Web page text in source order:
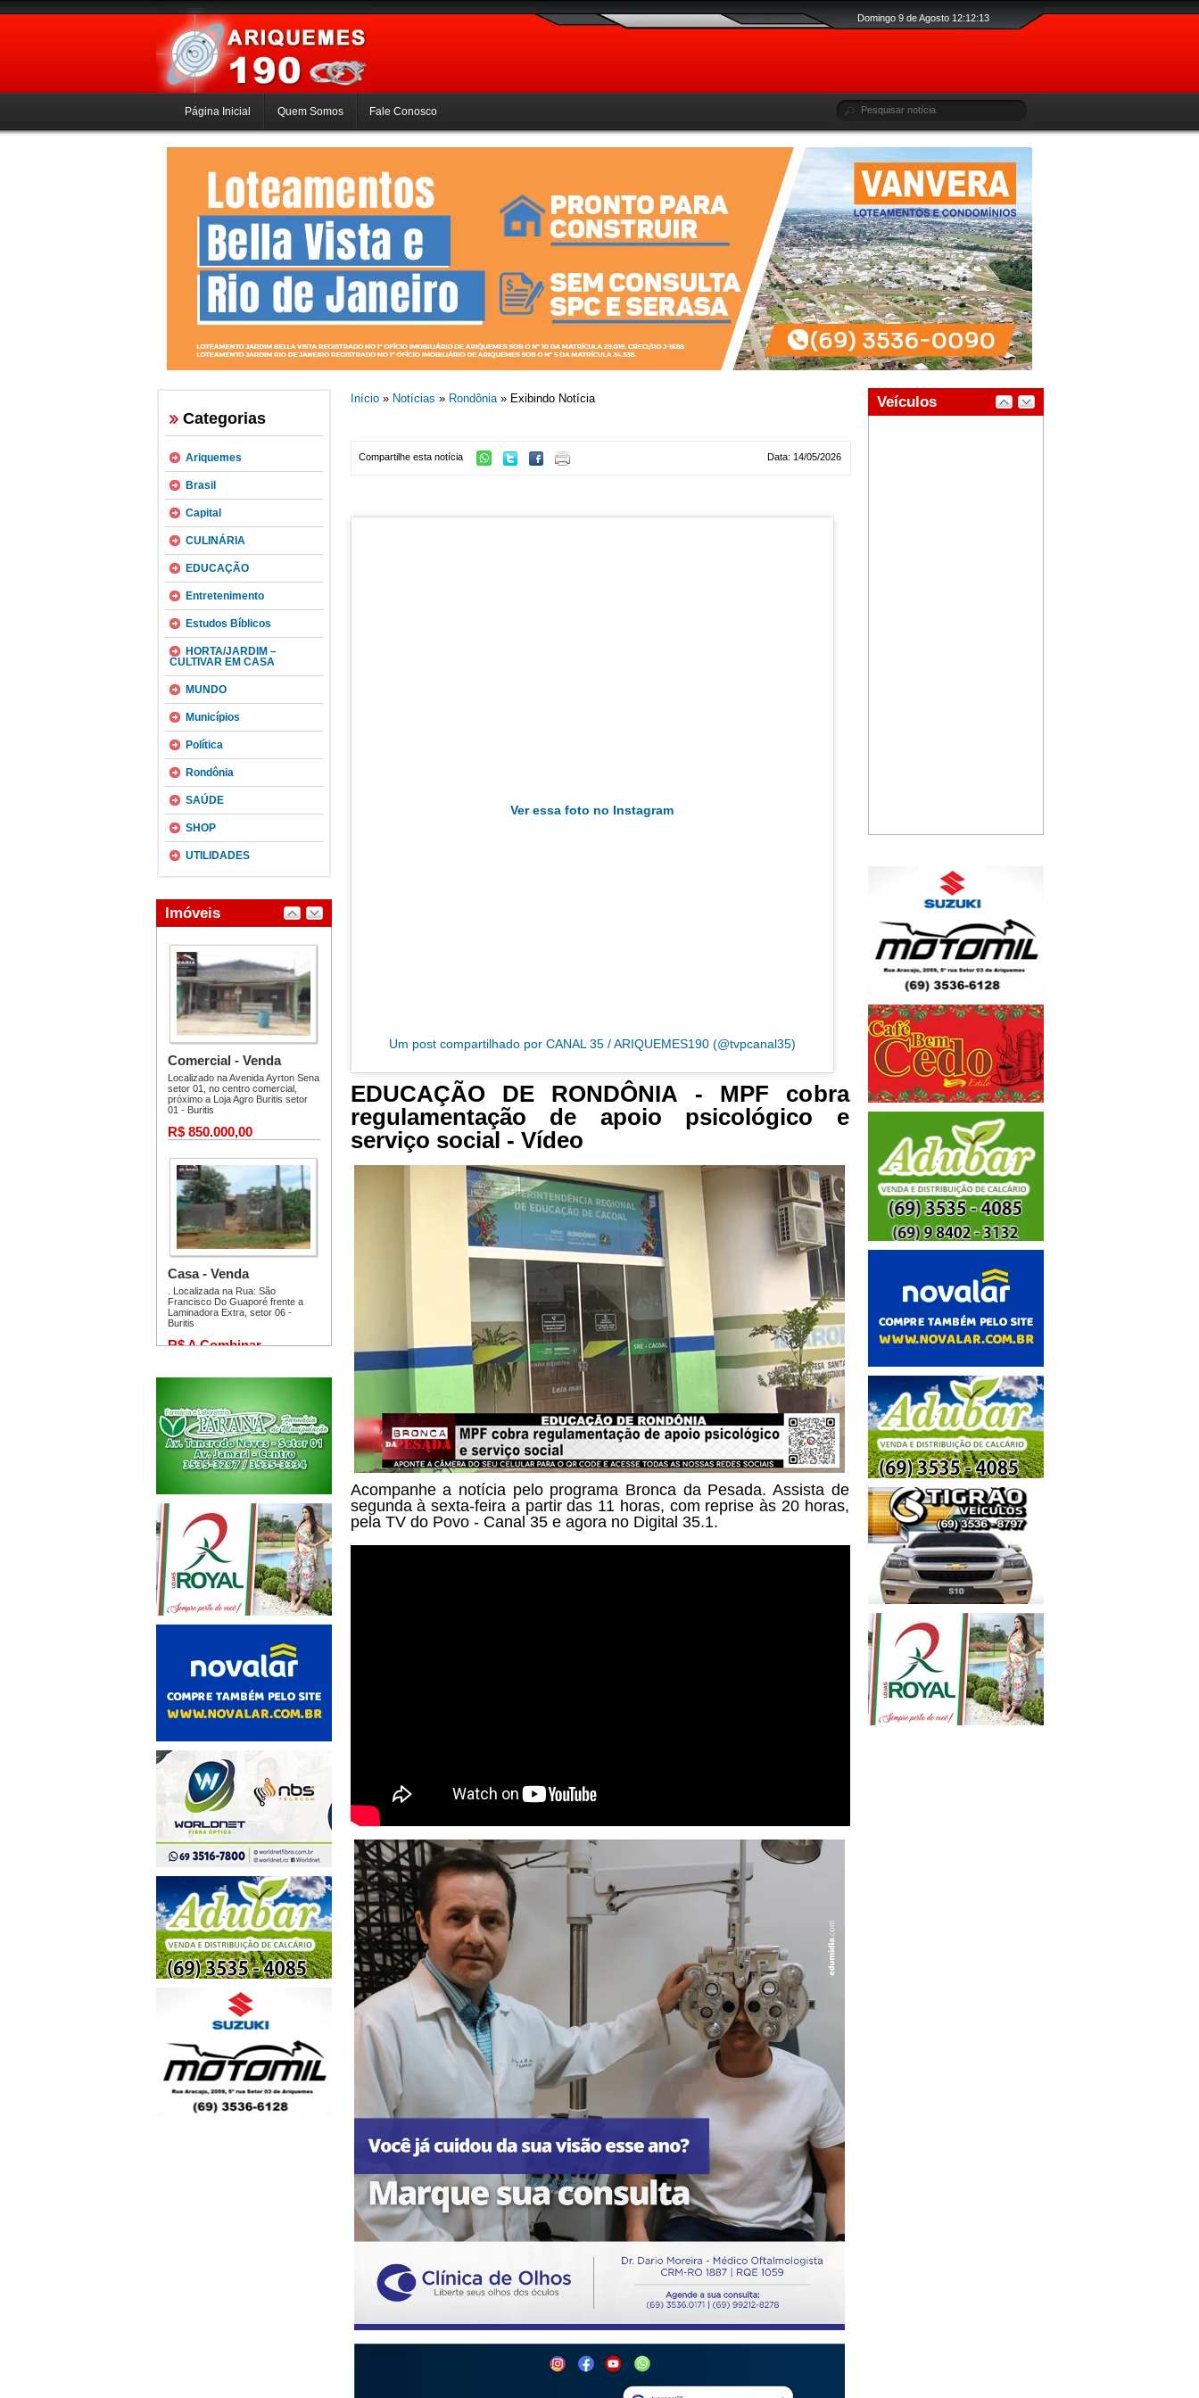
Domingo 9 de Agosto 12:12:14
Página Inicial Quem Somos Fale Conosco
Categorias
Ariquemes
Brasil
Capital
CULINÁRIA
EDUCAÇÃO
Entretenimento
Estudos Bíblicos
HORTA/JARDIM –
CULTIVAR EM CASA
MUNDO
Municípios
Política
Rondônia
SAÚDE
SHOP
UTILIDADES
Início» Notícias » Rondônia» Exibindo Notícia
Data: 14/05/2026
Compartilhe esta notícia
Ver essa foto no Instagram
Um post compartilhado por CANAL 35 / ARIQUEMES190 (@tvpcanal35)
EDUCAÇÃO DE RONDÔNIA - MPF cobra
regulamentação de apoio psicológico e
serviço social - Vídeo
Acompanhe a notícia pelo programa Bronca da Pesada. Assista de
segunda à sexta-feira a partir das 11 horas, com reprise às 20 horas,
pela TV do Povo - Canal 35 e agora no Digital 35.1.